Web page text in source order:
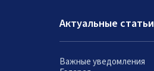
Актуальные статьи
Важные уведомления